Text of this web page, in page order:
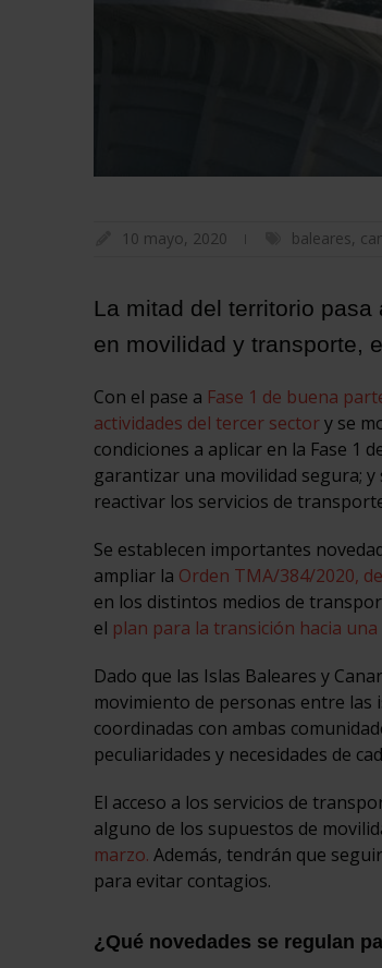
10 mayo, 2020 baleares,
La mitad del territorio
en movilidad y transporte,
Con el pase a Fase 1 de buena
actividades del tercer sectory se
condiciones a aplicar en la Fase 1
garantizar una movilidad segura;
reactivar los servicios de
Se establecen importantes
ampliar la Orden TMA/384/2020,
en los distintos medios de
el plan para la transición hacia
Dado que las Islas Baleares y
movimiento de personas entre las
coordinadas con ambas
peculiaridades y necesidades de
El acceso a los servicios de
alguno de los supuestos de
marzo. Además, tendrán que
para evitar contagios.
¿Qué novedades se regulan